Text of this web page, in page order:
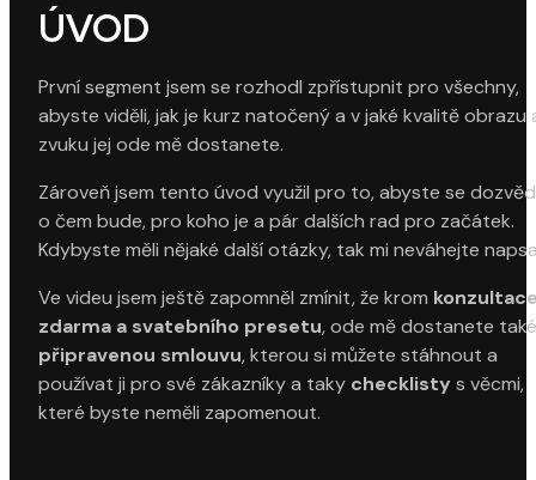
ÚVOD
První segment jsem se rozhodl zpřístupnit pro všechny,
abyste viděli, jak je kurz natočený a v jaké kvalitě obrazu
zvuku jej ode mě dostanete.
Zároveň jsem tento úvod využil pro to, abyste se
o čem bude, pro koho je a pár dalších rad pro začátek.
Kdybyste měli nějaké další otázky, tak mi neváhejte
Ve videu jsem ještě zapomněl zmínit, že krom
zdarma a svatebního presetu, ode mě dostanete také
připravenou smlouvu, kterou si můžete stáhnout a
používat ji pro své zákazníky a taky checklisty s věcmi,
které byste neměli zapomenout.